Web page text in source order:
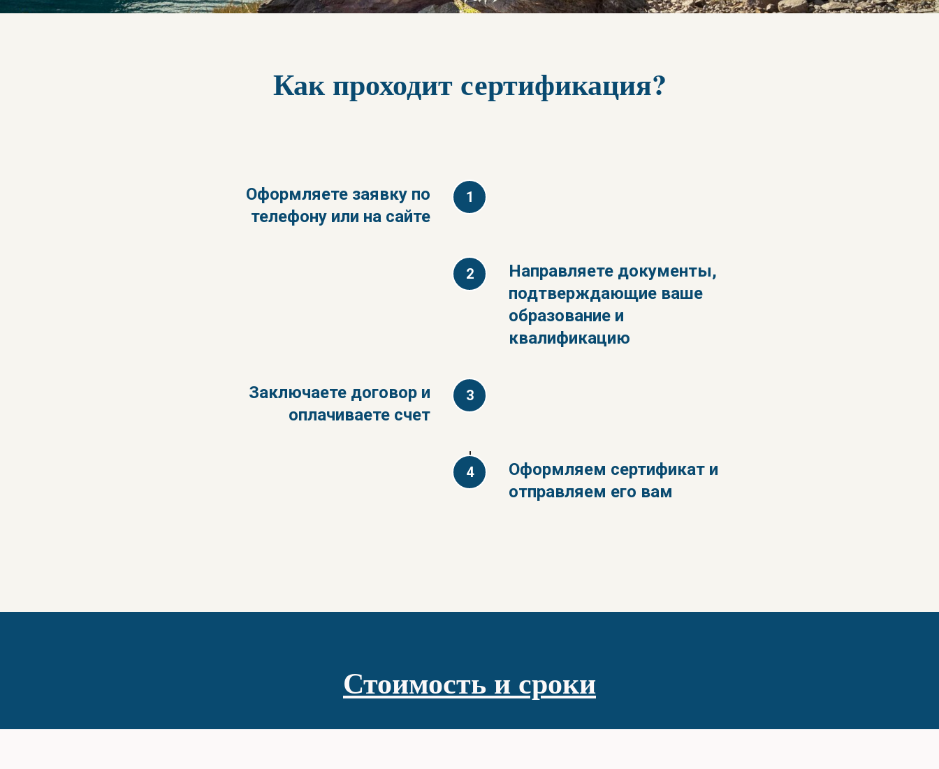
Как проходит сертификация?
Оформляете заявку по
телефону или на сайте
Направляете документы,
подтверждающие ваше
образование и
квалификацию
Заключаете договор и
оплачиваете счет
Оформляем сертификат и
отправляем его вам
Стоимость и сроки